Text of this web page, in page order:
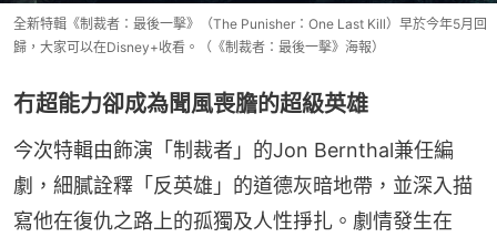
全新特輯《制裁者：最後一擊》（The Punisher：One Last Kill）早於今年5月回
歸，大家可以在Disney+收看。（《制裁者：最後一擊》海報）
冇超能力卻成為聞風喪膽的超級英雄
今次特輯由飾演「制裁者」的Jon Bernthal兼任編
劇，細膩詮釋「反英雄」的道德灰暗地帶，並深入描
寫他在復仇之路上的孤獨及人性掙扎。劇情發生在